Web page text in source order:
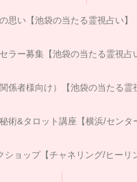
思い【池袋の当たる霊視占い】
ラー募集【池袋の当たる霊視占
係者様向け）【池袋の当たる霊
術&タロット講座【横浜/センタ
ショップ【チャネリング/ヒーリ